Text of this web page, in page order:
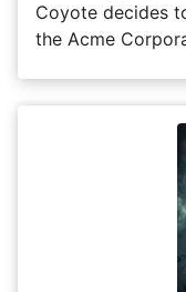
Coyote decides
the Acme